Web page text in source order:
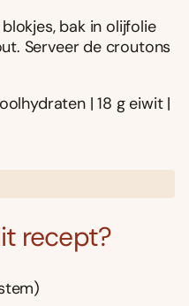
bak in olijfolie
Serveer de croutons
| 18 g eiwit |
recept?